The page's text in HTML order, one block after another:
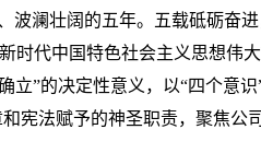
波澜壮阔的五年。五载砥砺奋
时代中国特色社会主义思想伟
立”的决定性意义，以“四个意
宪法赋予的神圣职责，聚焦公